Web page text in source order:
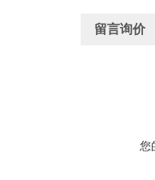
留言询价
您